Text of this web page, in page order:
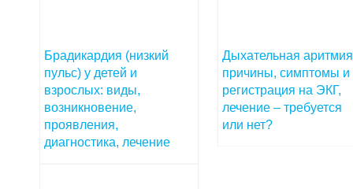
Брадикардия (низкий
пульс) у детей и
взрослых: виды,
возникновение,
проявления,
диагностика, лечение
Дыхательная
причины, симптомы и
регистрация на ЭКГ,
лечение – требуется
или нет?